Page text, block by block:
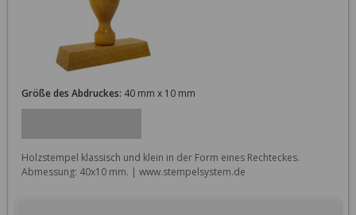
Größe des Abdruckes: 40 mm x 10 mm
Holzstempel klassisch und klein in der Form eines Rechteckes.
Abmessung: 40x10 mm. | www.stempelsystem.de